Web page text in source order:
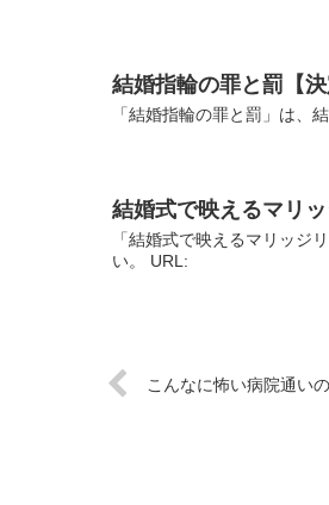
結婚指輪の罪と罰【決
「結婚指輪の罪と罰」は、
結婚式で映えるマリ
「結婚式で映えるマリッジ
い。 URL:
こんなに怖い病院通い